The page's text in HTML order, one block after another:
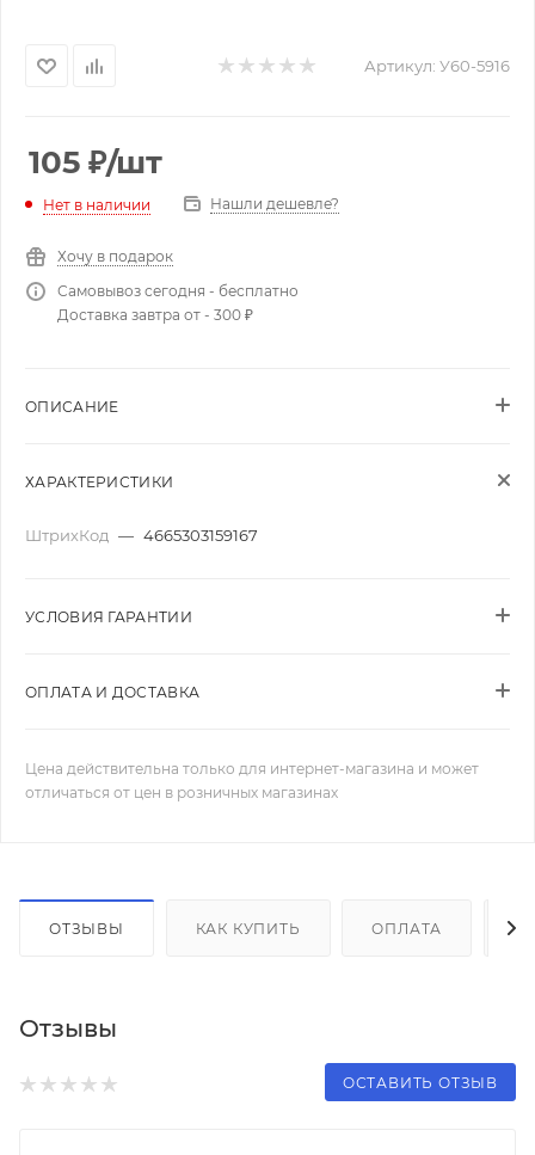
Артикул: У60-5916
105 ₽/шт
Нет в наличии Нашли дешевле?
Хочу в подарок
Самовывоз сегодня - бесплатно
Доставка завтра от - 300 ₽
ОПИСАНИЕ
ХАРАКТЕРИСТИКИ
ШтрихКод — 4665303159167
УСЛОВИЯ ГАРАНТИИ
ОПЛАТА И ДОСТАВКА
Цена действительна только для интернет-магазина и может
отличаться от цен в розничных магазинах
ОТЗЫВЫ КАК КУПИТЬ ОПЛАТА
Отзывы
ОСТАВИТЬ ОТЗЫВ